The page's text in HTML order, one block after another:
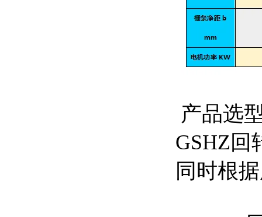
产品选
GSHZ回
同时根